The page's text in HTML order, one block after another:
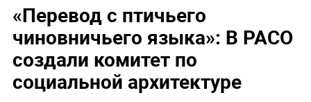
«Перевод с птичьего
чиновничьего языка»: В РАСО
создали комитет по
социальной архитектуре